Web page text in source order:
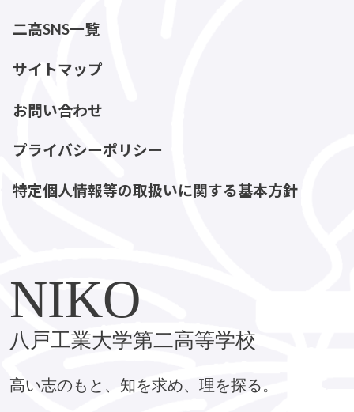
二高SNS一覧
サイトマップ
お問い合わせ
プライバシーポリシー
特定個人情報等の取扱いに関する基本方針
NIKO
八戸工業大学第二高等学校
高い志のもと、知を求め、理を探る。